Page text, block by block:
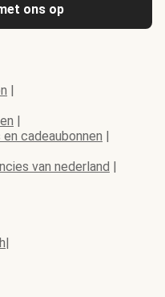
ons op
|
|
cadeaubonnen |
van nederland |
|